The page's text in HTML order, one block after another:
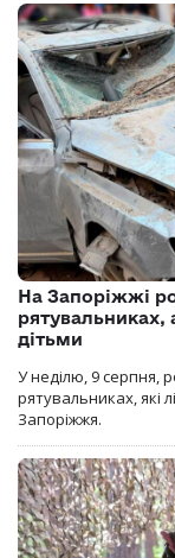
На Запоріжжі
дітьми
У неділю, 9 серпня,
рятувальниках, які
Запоріжжя.